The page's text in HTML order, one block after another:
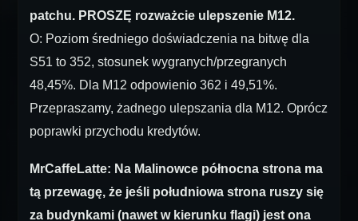
patchu. PROSZĘ rozważcie ulepszenie M12.
O: Poziom średniego doświadczenia na bitwę dla
S51 to 352, stosunek wygranych/przegranych
48,45%. Dla M12 odpowienio 362 i 49,51%.
Przepraszamy, żadnego ulepszania dla M12. Oprócz
poprawki przychodu kredytów.
MrCaffeLatte: Na Malinowce północna strona ma
tą przewagę, że jeśli południowa strona ruszy się
za budynkami (nawet w kierunku flagi) jest ona